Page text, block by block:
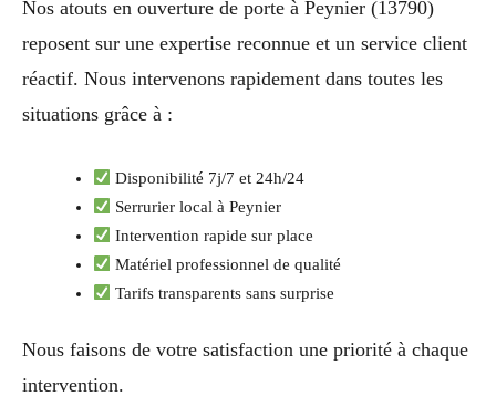
Nos atouts en ouverture de porte à Peynier (13790)
reposent sur une expertise reconnue et un service client
réactif. Nous intervenons rapidement dans toutes les
situations grâce à :
Disponibilité 7j/7 et 24h/24
Serrurier local à Peynier
Intervention rapide sur place
Matériel professionnel de qualité
Tarifs transparents sans surprise
Nous faisons de votre satisfaction une priorité à chaque
intervention.